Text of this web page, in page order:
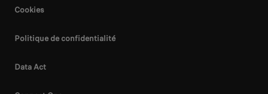
Cookies
Politique de confidentialité
Data Act